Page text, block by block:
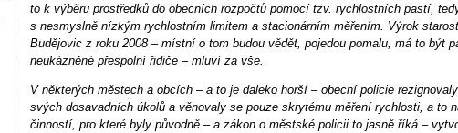
to k výběru prostředků do obecních rozpočtů pomocí tzv. rychlostních pastí,
s nesmyslně nízkým rychlostním limitem a stacionárním měřením. Výrok
Budějovic z roku 2008 – místní o tom budou vědět, pojedou pomalu, má to být
neukázněné přespolní řidiče – mluví za vše.
V některých městech a obcích – a to je daleko horší – obecní policie
svých dosavadních úkolů a věnovaly se pouze skrytému měření rychlosti, a to
činností, pro které byly původně – a zákon o městské policii to jasně říká –